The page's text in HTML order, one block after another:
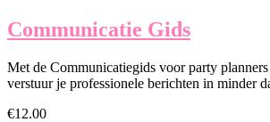
Communicatie Gids
Met de Communicatiegids voor party
verstuur je professionele berichten in minder
€12.00